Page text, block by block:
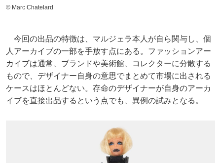
© Marc Chatelard
今回の出品の特徴は、マルジェラ本人が自ら関与し、個
人アーカイブの一部を手放す点にある。ファッションアー
カイブは通常、ブランドや美術館、コレクターに分散する
もので、デザイナー自身の意思でまとめて市場に出される
ケースはほとんどない。存命のデザイナーが自身のアーカ
イブを直接出品するという点でも、異例の試みとなる。